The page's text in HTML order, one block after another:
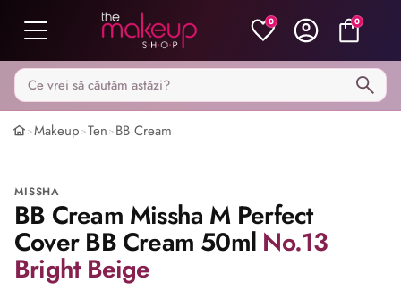
0 0
Caută pe MakeupShop
>Makeup>Ten>BB Cream
MISSHA
BB Cream Missha M Perfect
Cover BB Cream 50ml No.13
Bright Beige